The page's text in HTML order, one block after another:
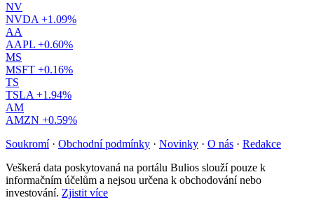
NV
NVDA +1.09%
AA
AAPL +0.60%
MS
MSFT +0.16%
TS
TSLA +1.94%
AM
AMZN +0.59%
Soukromí · Obchodní podmínky · Novinky · O nás · Redakce
Veškerá data poskytovaná na portálu Bulios slouží pouze k
informačním účelům a nejsou určena k obchodování nebo
investování. Zjistit více